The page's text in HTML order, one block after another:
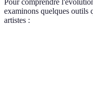
Pour comprendre
examinons quelques outils
artistes :